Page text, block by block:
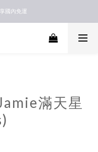
配送
國內免運
送
滿天星